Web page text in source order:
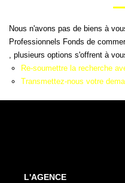
AVIS
Nous n'avons pas de biens à
Professionnels Fonds de
, plusieurs options s'offrent à
Re-soumettre la recherche
Transmettez-nous votre
L'AGENCE